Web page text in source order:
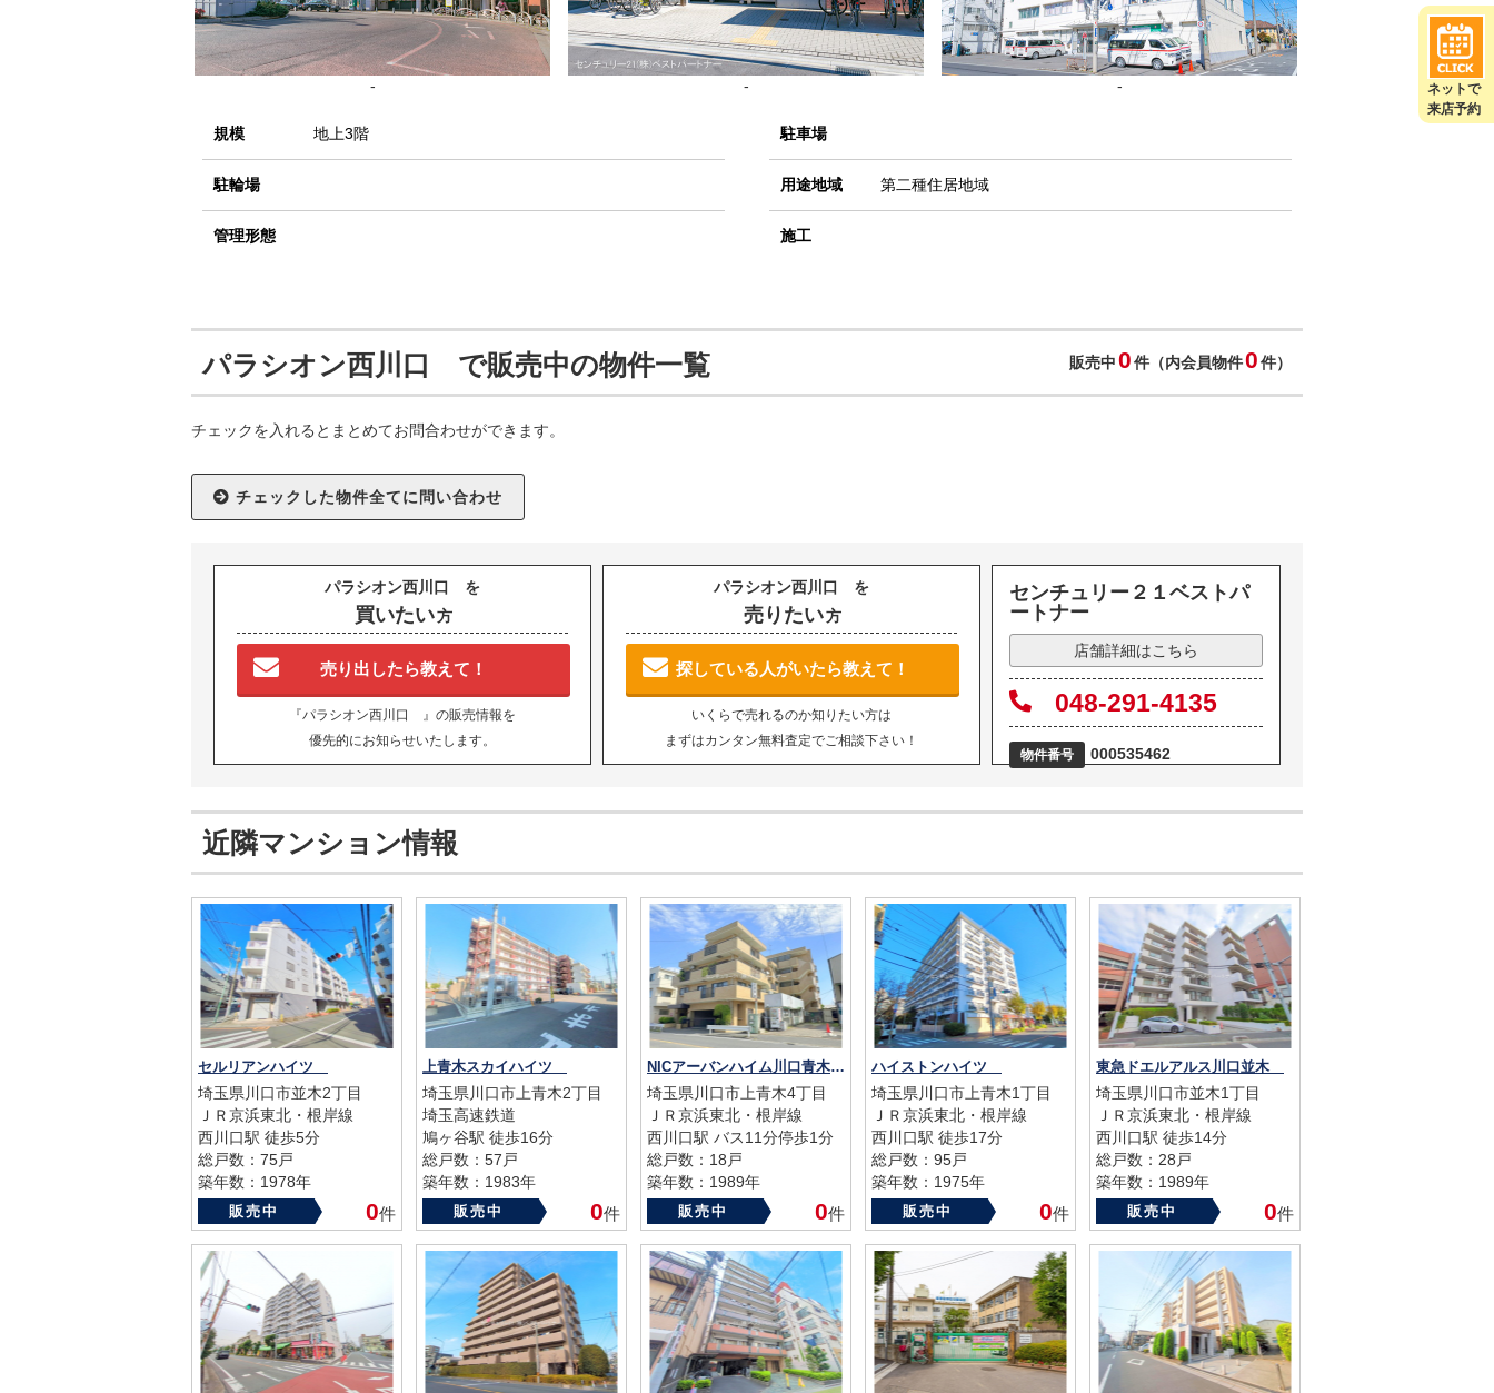
ネットで
来店予約
- - -
規模 地上3階
駐輪場
管理形態
駐車場
用途地域 第二種住居地域
施工
パラシオン西川口 で販売中の物件一覧 販売中0件（内会員物件0件）
チェックを入れるとまとめてお問合わせができます。
パラシオン西川口 を
買いたい方
売り出したら教えて！
『パラシオン西川口 』の販売情報を
優先的にお知らせいたします。
パラシオン西川口 を
売りたい方
探している人がいたら教えて！
いくらで売れるのか知りたい方は
まずはカンタン無料査定でご相談下さい！
センチュリー２１ベストパ
ートナー
店舗詳細はこちら
048-291-4135
物件番号 000535462
近隣マンション情報
セルリアンハイツ
埼玉県川口市並木2丁目
ＪＲ京浜東北・根岸線
西川口駅 徒歩5分
総戸数：75戸
築年数：1978年
販売中 0件
上青木スカイハイツ
埼玉県川口市上青木2丁目
埼玉高速鉄道
鳩ヶ谷駅 徒歩16分
総戸数：57戸
築年数：1983年
販売中 0件
NICアーバンハイム川口青木町公園
埼玉県川口市上青木4丁目
ＪＲ京浜東北・根岸線
西川口駅 バス11分停歩1分
総戸数：18戸
築年数：1989年
販売中 0件
ハイストンハイツ
埼玉県川口市上青木1丁目
ＪＲ京浜東北・根岸線
西川口駅 徒歩17分
総戸数：95戸
築年数：1975年
販売中 0件
東急ドエルアルス川口並木
埼玉県川口市並木1丁目
ＪＲ京浜東北・根岸線
西川口駅 徒歩14分
総戸数：28戸
築年数：1989年
販売中 0件